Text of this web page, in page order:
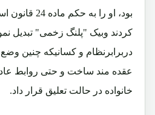
بود، او را به
کردند وبیک "پلنگ زخمی" تبدیل
دربرابرنظام و کسانیکه چنین وضع
عقده مند ساخت و حتی روابط
خانواده در حالت تعلیق قرار داد.